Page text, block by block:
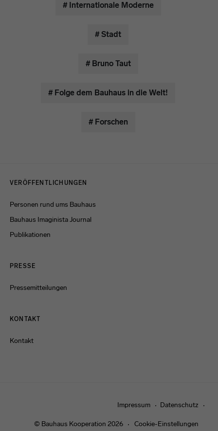
# Internationale Moderne
# Stadt
# Bruno Taut
# Folge dem Bauhaus in die Welt!
# Forschen
VERÖFFENTLICHUNGEN
Personen rund ums Bauhaus
Bauhaus Imaginista Journal
Publikationen
PRESSE
Pressemitteilungen
KONTAKT
Kontakt
Impressum Datenschutz
© Bauhaus Kooperation 2026 Cookie-Einstellungen